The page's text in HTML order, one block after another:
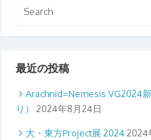
for:
最近の投稿
Arachnid=Nemesis VG2024
り）
2024年8月24日
大・東方Project展 2024 2024